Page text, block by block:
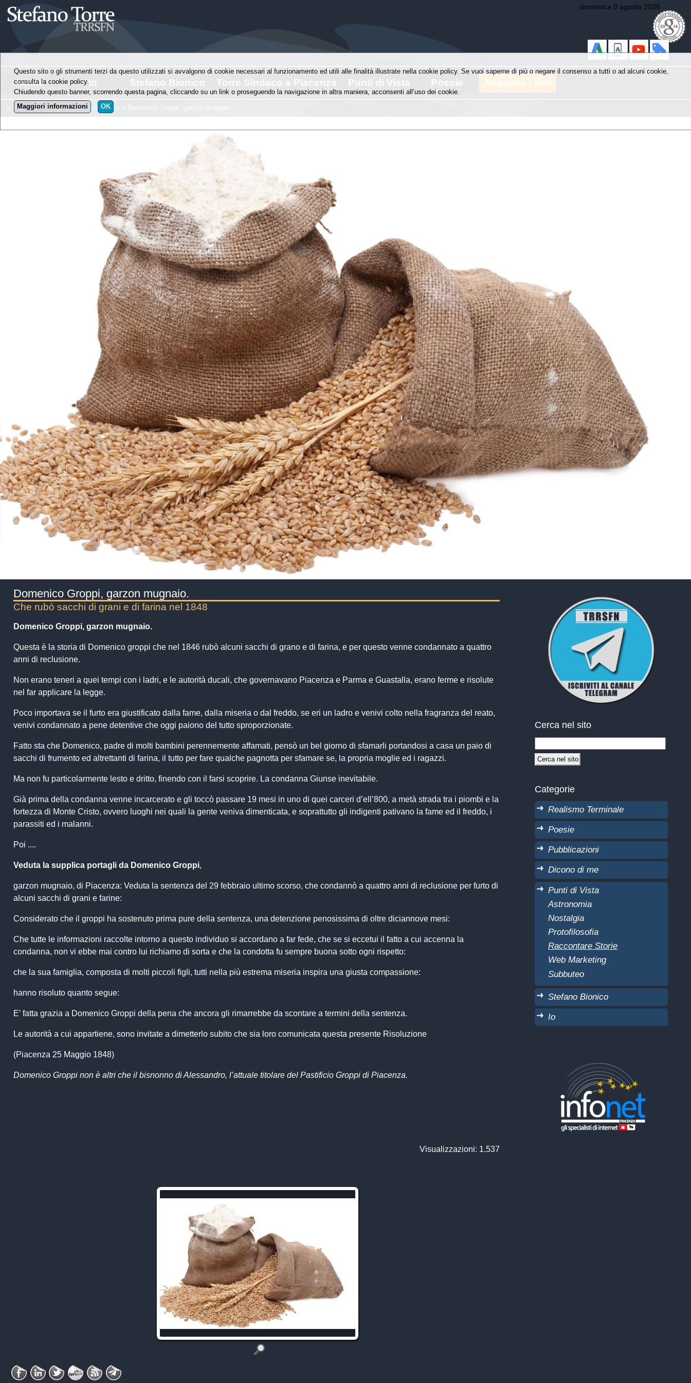
domenica 9 agosto 2026
Home Io Stefano Bionico Torre Sindaco a Piacenza Punti di Vista Poesie Acquista i libri
Punti di Vista »Raccontare Storie
Domenico Groppi, garzon mugnaio.
Che rubò sacchi di grani e di farina nel 1848
Domenico Groppi, garzon mugnaio.
Questa è la storia di Domenico groppi che nel 1846 rubò alcuni sacchi di grano e di farina, e per questo venne condannato a quattro
anni di reclusione.
Non erano teneri a quei tempi con i ladri, e le autorità ducali, che governavano Piacenza e Parma e Guastalla, erano ferme e risolute
nel far applicare la legge.
Poco importava se il furto era giustificato dalla fame, dalla miseria o dal freddo, se eri un ladro e venivi colto nella fragranza del reato,
venivi condannato a pene detentive che oggi paiono del tutto sproporzionate.
Fatto sta che Domenico, padre di molti bambini perennemente affamati, pensò un bel giorno di sfamarli portandosi a casa un paio di
sacchi di frumento ed altrettanti di farina, il tutto per fare qualche pagnotta per sfamare se, la propria moglie ed i ragazzi.
Ma non fu particolarmente lesto e dritto, finendo con il farsi scoprire. La condanna Giunse inevitabile.
Già prima della condanna venne incarcerato e gli toccò passare 19 mesi in uno di quei carceri d’ell’800, a metà strada tra i piombi e la
fortezza di Monte Cristo, ovvero luoghi nei quali la gente veniva dimenticata, e soprattutto gli indigenti pativano la fame ed il freddo, i
parassiti ed i malanni.
Poi ....
Veduta la supplica portagli da Domenico Groppi,
garzon mugnaio, di Piacenza: Veduta la sentenza del 29 febbraio ultimo scorso, che condannò a quattro anni di reclusione per furto di
alcuni sacchi di grani e farine:
Considerato che il groppi ha sostenuto prima pure della sentenza, una detenzione penosissima di oltre diciannove mesi:
Che tutte le informazioni raccolte intorno a questo individuo si accordano a far fede, che se si eccetui il fatto a cui accenna la
condanna, non vi ebbe mai contro lui richiamo di sorta e che la condotta fu sempre buona sotto ogni rispetto:
che la sua famiglia, composta di molti piccoli figli, tutti nella più estrema miseria inspira una giusta compassione:
hanno risoluto quanto segue:
E’ fatta grazia a Domenico Groppi della pena che ancora gli rimarrebbe da scontare a termini della sentenza.
Le autorità a cui appartiene, sono invitate a dimetterlo subito che sia loro comunicata questa presente Risoluzione
(Piacenza 25 Maggio 1848)
Domenico Groppi non è altri che il bisnonno di Alessandro, l’attuale titolare del Pastificio Groppi di Piacenza.
Visualizzazioni: 1.537
Cerca nel sito
Categorie
Realismo Terminale
Poesie
Pubblicazioni
Dicono di me
Punti di Vista
Astronomia
Nostalgia
Protofilosofia
Raccontare Storie
Web Marketing
Subbuteo
Stefano Bionico
Io
Questo sito o gli strumenti terzi da questo utilizzati si avvalgono di cookie necessari al funzionamento ed utili alle finalità illustrate nella cookie policy. Se vuoi saperne di più o negare il consenso a tutti o ad alcuni cookie,
consulta la cookie policy.
Chiudendo questo banner, scorrendo questa pagina, cliccando su un link o proseguendo la navigazione in altra maniera, acconsenti all’uso dei cookie.
Maggiori informazioni
OK